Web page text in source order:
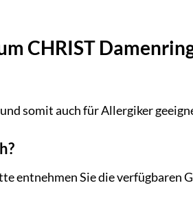
CHRIST
somit auch für Allergiker
entnehmen Sie die verfügbaren